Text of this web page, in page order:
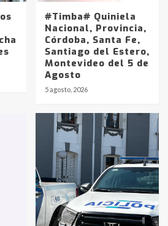
#Timba# Quiniela
Nacional, Provincia,
Córdoba, Santa Fe,
Santiago del Estero,
Montevideo del 5 de
Agosto
5 agosto, 2026
de los adolescentes
que fueron
del lunes
en Ruta 5: falleció un
Trenque Lauquen